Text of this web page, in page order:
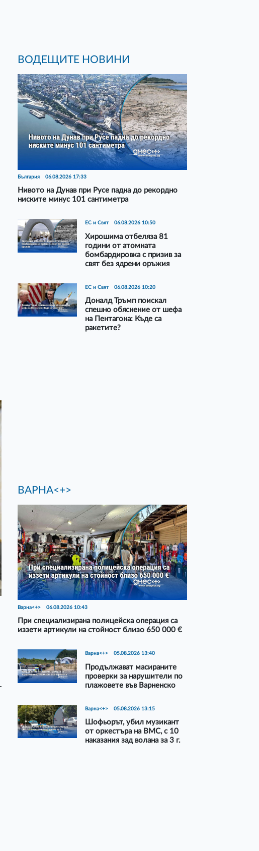
ВОДЕЩИТЕ НОВИНИ
България 06.08.2026 17:33
Нивото на Дунав при Русе падна до рекордно
ниските минус 101 сантиметра
ЕС и Свят 06.08.2026 10:50
Хирошима отбеляза 81
години от атомната
бомбардировка с призив за
свят без ядрени оръжия
ЕС и Свят 06.08.2026 10:20
Доналд Тръмп поискал
спешно обяснение от шефа
на Пентагона: Къде са
ракетите?
ВАРНА<+>
Варна<+> 06.08.2026 10:43
При специализирана полицейска операция са
иззети артикули на стойност близо 650 000 €
Варна<+> 05.08.2026 13:40
Продължават масираните
проверки за нарушители по
плажовете във Варненско
Варна<+> 05.08.2026 13:15
Шофьорът, убил музикант
от оркестъра на ВМС, с 10
наказания зад волана за 3 г.